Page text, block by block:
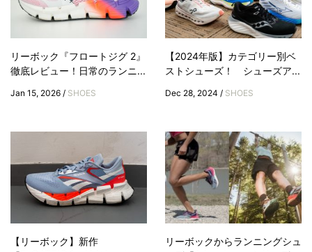
リーボック『フロートジグ 2』
徹底レビュー！日常のランニ...
Jan 15, 2026 / SHOES
【2024年版】カテゴリー別ベ
ストシューズ！ シューズア...
Dec 28, 2024 / SHOES
【リーボック】新作
リーボックからランニングシュ